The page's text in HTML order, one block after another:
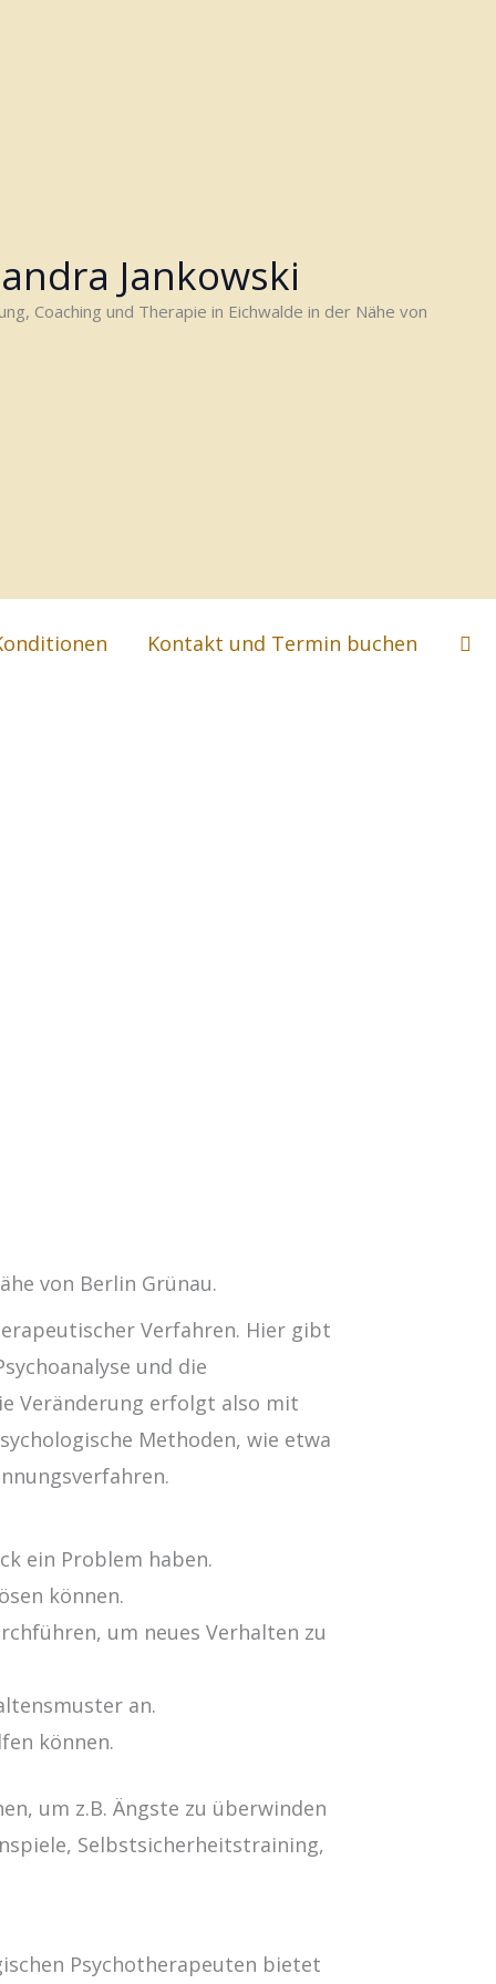
Jankowski
Coaching und Therapie in Eichwalde in der Nähe von
Kontakt und Termin buchen
von Berlin Grünau.
Verfahren. Hier gibt
und die
Veränderung erfolgt also mit
Methoden, wie etwa
ein Problem haben.
können.
um neues Verhalten zu
an.
können.
um z.B. Ängste zu überwinden
Selbstsicherheitstraining,
Psychotherapeuten bietet